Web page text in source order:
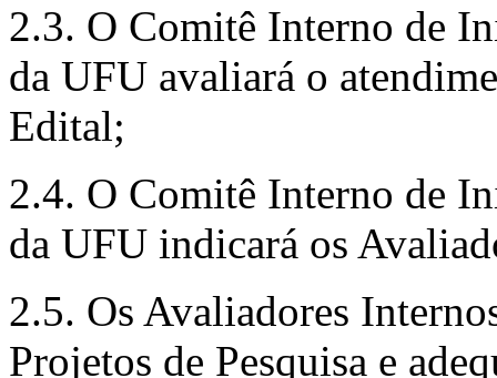
2.3. O Comitê Interno de
da UFU avaliará o
Edital;
2.4. O Comitê Interno de
da UFU indicará os
2.5. Os Avaliadores
Projetos de Pesquisa e